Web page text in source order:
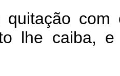
quitação com
lhe caiba,